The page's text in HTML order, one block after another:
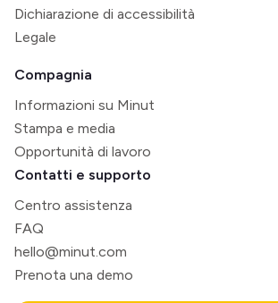
Dichiarazione di accessibilità
Legale
Compagnia
Informazioni su Minut
Stampa e media
Opportunità di lavoro
Contatti e supporto
Centro assistenza
FAQ
hello@minut.com
Prenota una demo